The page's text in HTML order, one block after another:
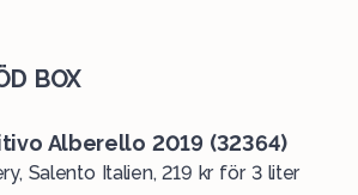
BOX
Alberello 2019 (32364)
Salento Italien, 219 kr för 3 liter